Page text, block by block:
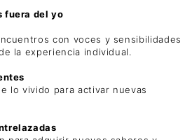
fuera del yo
con voces y sensibilidades
la experiencia individual.
lo vivido para activar nuevas